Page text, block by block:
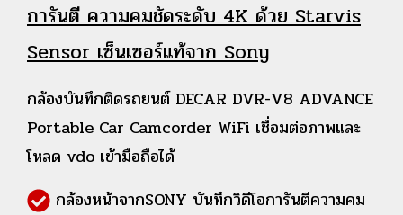
การันตี ความคมชัดระดับ 4K ด้วย Starvis
Sensor เซ็นเซอร์แท้จาก Sony
กล้องบันทึกติดรถยนต์ DECAR DVR-V8 ADVANCE
Portable Car Camcorder WiFi เชื่อมต่อภาพและ
โหลด vdo เข้ามือถือได้
กล้องหน้าจากSONY บันทึกวิดีโอการันตีความคม